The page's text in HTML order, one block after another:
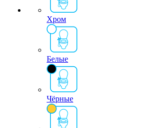
Хром
Белые
Чёрные